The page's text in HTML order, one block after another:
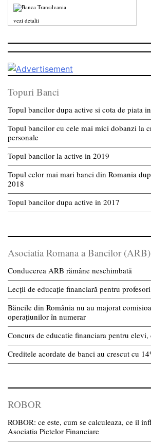
vezi detalii
Topuri Banci
Topul bancilor dupa active si cota de piata
Topul bancilor cu cele mai mici dobanzi la
personale
Topul bancilor la active in 2019
Topul celor mai mari banci din Romania
2018
Topul bancilor dupa active in 2017
Asociatia Romana a Bancilor (ARB)
Conducerea ARB rămâne neschimbată
Lecții de educație financiară pentru profesori
Băncile din România nu au majorat
operațiunilor în numerar
Concurs de educatie financiara pentru
Creditele acordate de banci au crescut cu
ROBOR
ROBOR: ce este, cum se calculeaza, ce il
Asociatia Pietelor Financiare